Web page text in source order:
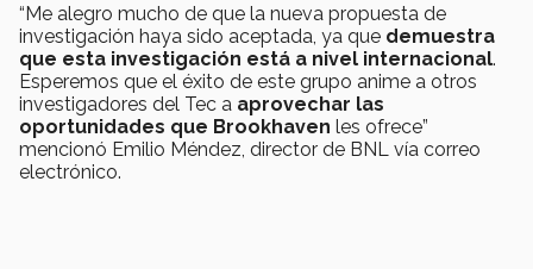
“Me alegro mucho de que la nueva propuesta de
investigación haya sido aceptada, ya que demuestra
que esta investigación está a nivel internacional.
Esperemos que el éxito de este grupo anime a otros
investigadores del Tec a aprovechar las
oportunidades que Brookhaven les ofrece”
mencionó Emilio Méndez, director de BNL vía correo
electrónico.